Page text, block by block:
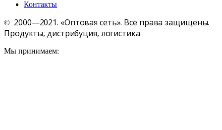
Контакты
© 2000—2021. «Оптовая сеть». Все права защищены.
Продукты, дистрибуция, логистика
Мы принимаем: